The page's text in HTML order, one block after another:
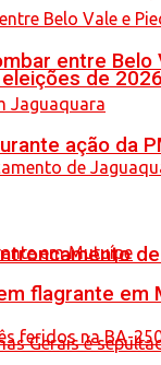
de
entre
ação da
flagrante em